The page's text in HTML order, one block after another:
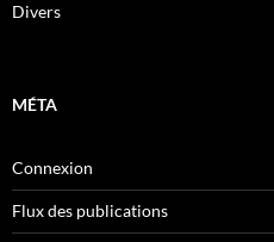
Divers
MÉTA
Connexion
Flux des publications